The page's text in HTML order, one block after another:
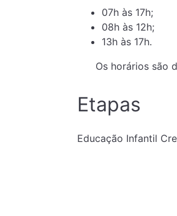
07h às 17h;
08h às 12h;
13h às 17h.
Os horários são
Etapas
Educação Infantil